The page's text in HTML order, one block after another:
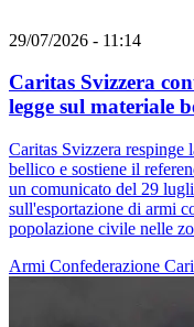
29/07/2026 - 11:14
Caritas Svizzera
legge sul materiale
Caritas Svizzera respinge
bellico e sostiene il
un comunicato del 29
sull'esportazione di armi
popolazione civile nelle
Armi Confederazione